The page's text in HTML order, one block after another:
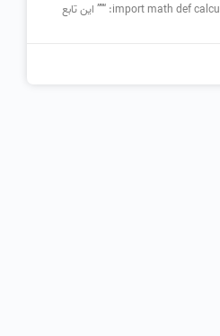
import math def calculate_circumference(radius): “”” این تابع